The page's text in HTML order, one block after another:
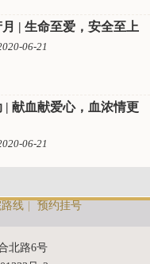
| 生命至爱，安全至上
06-21
| 献血献爱心，血浓情更
06-21
线 | 预约挂号
北路6号